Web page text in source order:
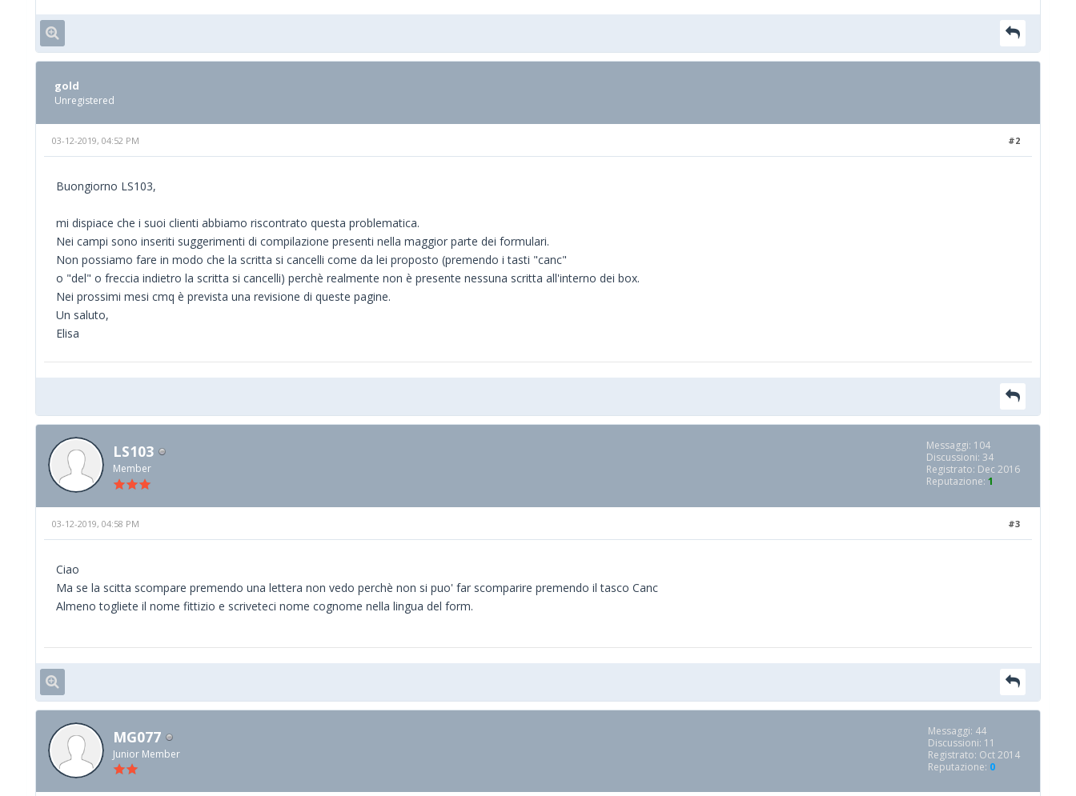
gold
Unregistered
#2
03-12-2019, 04:52 PM
Buongiorno LS103,
mi dispiace che i suoi clienti abbiamo riscontrato questa problematica.
Nei campi sono inseriti suggerimenti di compilazione presenti nella maggior parte dei formulari.
Non possiamo fare in modo che la scritta si cancelli come da lei proposto (premendo i tasti "canc"
o "del" o freccia indietro la scritta si cancelli) perchè realmente non è presente nessuna scritta all'interno dei box.
Nei prossimi mesi cmq è prevista una revisione di queste pagine.
Un saluto,
Elisa
LS103
Member
Messaggi: 104
Discussioni: 34
Registrato: Dec 2016
Reputazione: 1
#3
03-12-2019, 04:58 PM
Ciao
Ma se la scitta scompare premendo una lettera non vedo perchè non si puo' far scomparire premendo il tasco Canc
Almeno togliete il nome fittizio e scriveteci nome cognome nella lingua del form.
MG077
Junior Member
Messaggi: 44
Discussioni: 11
Registrato: Oct 2014
Reputazione: 0